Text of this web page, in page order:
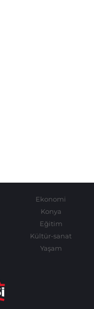
Ekonomi
Konya
Eğitim
Kültür-sanat
Yaşam